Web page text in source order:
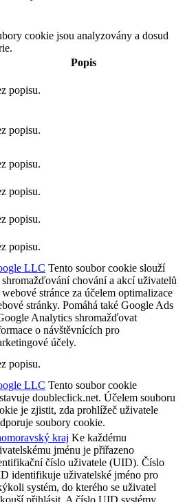
cookie jsou analyzovány a dosud
Popis
popisu.
popisu.
popisu.
popisu.
popisu.
popisu.
LLC Tento soubor cookie slouží
shromažďování chování a akcí uživatelů
webové stránce za účelem optimalizace
stránky. Pomáhá také Google Ads
Analytics shromažďovat
o návštěvnících pro
účely.
popisu.
LLC Tento soubor cookie
doubleclick.net. Účelem souboru
je zjistit, zda prohlížeč uživatele
soubory cookie.
kraj Ke každému
jménu je přiřazeno
číslo uživatele (UID). Číslo
identifikuje uživatelské jméno pro
systém, do kterého se uživatel
přihlásit. A číslo UID systémy